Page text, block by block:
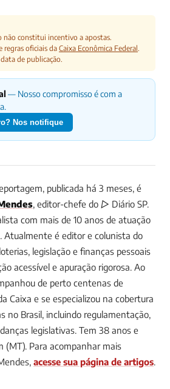
não constitui incentivo a apostas.
regras oficiais da Caixa Econômica Federal.
de publicação.
— Nosso compromisso é com a
Nos notifique
publicada há 3 meses, é
, editor-chefe do ▷ Diário SP.
com mais de 10 anos de atuação
Atualmente é editor e colunista do
legislação e finanças pessoais
acessível e apuração rigorosa. Ao
de perto centenas de
Caixa e se especializou na cobertura
no Brasil, incluindo regulamentação,
legislativas. Tem 38 anos e
(MT). Para acompanhar mais
acesse sua página de artigos.